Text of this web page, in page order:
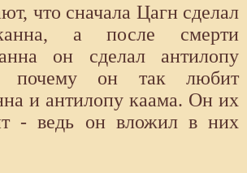
что сначала Цагн сделал
а после смерти
он сделал антилопу
почему он так любит
и антилопу каама. Он их
- ведь он вложил в них